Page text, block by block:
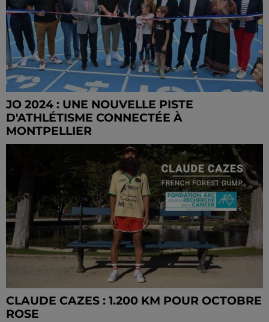
JO 2024 : UNE NOUVELLE PISTE
D'ATHLÉTISME CONNECTÉE À
MONTPELLIER
CLAUDE CAZES : 1.200 KM POUR OCTOBRE
ROSE